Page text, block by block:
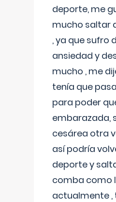
deporte, me
mucho saltar
, ya que sufro
ansiedad y
mucho , me
tenía que
para poder
embarazada,
cesárea otra
así podría
deporte y
comba como
actualmente ,